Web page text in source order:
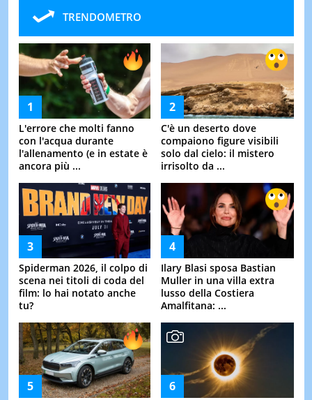
TRENDOMETRO
L'errore che molti fanno
con l'acqua durante
l'allenamento (e in estate è
ancora più ...
C'è un deserto dove
compaiono figure visibili
solo dal cielo: il mistero
irrisolto da ...
Spiderman 2026, il colpo di
scena nei titoli di coda del
film: lo hai notato anche
tu?
Ilary Blasi sposa Bastian
Muller in una villa extra
lusso della Costiera
Amalfitana: ...